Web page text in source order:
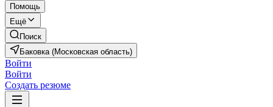
Помощь
Ещё
Поиск
Баковка (Московская область)
Войти
Войти
Создать резюме